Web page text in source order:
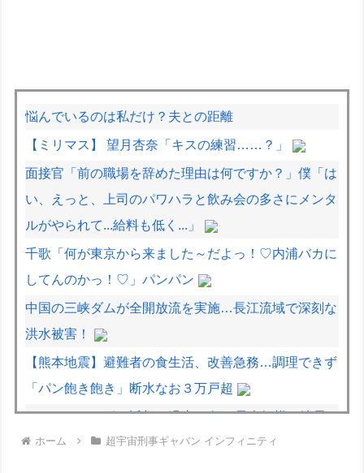
悩んでいるのは私だけ？夫との距離
【ミリマス】 望月杏奈「キスの練習……？」
面接官「前の職場を辞めた理由は何ですか？」僕「は
い、えっと、上司のパワハラと飲み会の多さにメンタ
ルがやられて...給料も低く...」
千歌「何が東京から来ました～だよっ！♡内浦バカに
してんのかっ！♡」パンパン
中国の三峡ダムが全開放流を実施…長江流域で深刻な
洪水被害！
【熊本地震】避難者の食生活、改善急務…調理できず
「パン飽き飽き」断水なお３万戸超
イタリア・ナポリ近郊で過去40年で最大規模の地震
「M4.7」の揺れを観測
ホーム 超宇宙刑事ギャバン インフィニティ